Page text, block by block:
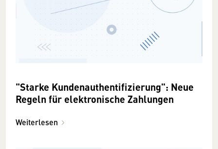
"Starke Kundenauthentifizierung": Neue
Regeln für elektronische Zahlungen
Weiterlesen